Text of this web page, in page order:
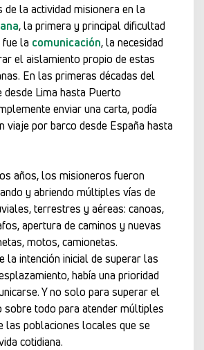
de la actividad misionera en la
, la primera y principal dificultad
la comunicación, la necesidad
el aislamiento propio de estas
En las primeras décadas del
desde Lima hasta Puerto
enviar una carta, podía
viaje por barco desde España hasta
años, los misioneros fueron
y abriendo múltiples vías de
terrestres y aéreas: canoas,
apertura de caminos y nuevas
motos, camionetas.
la intención inicial de superar las
había una prioridad
Y no solo para superar el
sobre todo para atender múltiples
las poblaciones locales que se
cotidiana.